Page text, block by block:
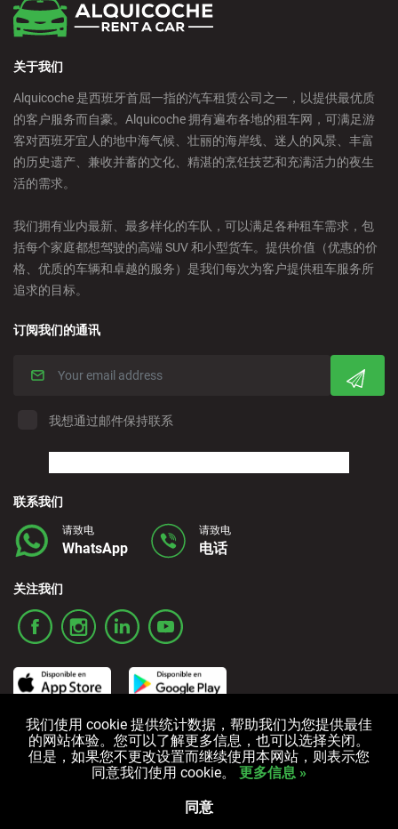
关于我们
Alquicoche 是西班牙首屈一指的汽车租赁公司之一，以提供最优质
的客户服务而自豪。Alquicoche 拥有遍布各地的租车网，可满足游
客对西班牙宜人的地中海气候、壮丽的海岸线、迷人的风景、丰富
的历史遗产、兼收并蓄的文化、精湛的烹饪技艺和充满活力的夜生
活的需求。
我们拥有业内最新、最多样化的车队，可以满足各种租车需求，包
括每个家庭都想驾驶的高端 SUV 和小型货车。提供价值（优惠的价
格、优质的车辆和卓越的服务）是我们每次为客户提供租车服务所
追求的目标。
订阅我们的通讯
我想通过邮件保持联系
联系我们
请致电
WhatsApp
请致电
电话
关注我们
条款和条件 隐私政策 Cookies政策
All rights reserved © 2006-2025 Alquicoche Rent a Car
我们使用 cookie 提供统计数据，帮助我们为您提供最佳
的网站体验。您可以了解更多信息，也可以选择关闭。
但是，如果您不更改设置而继续使用本网站，则表示您
同意我们使用 cookie。
更多信息 »
同意